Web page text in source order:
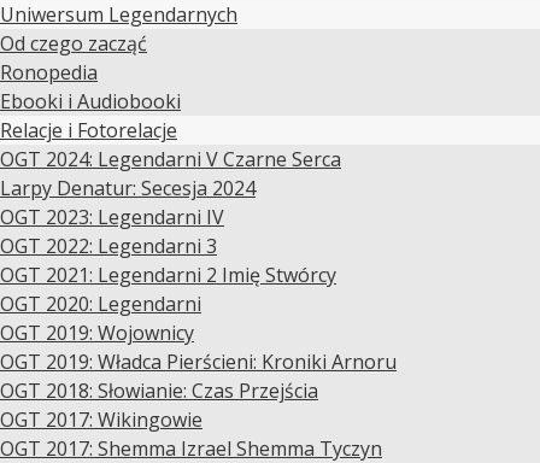
Uniwersum Legendarnych
Od czego zacząć
Ronopedia
Ebooki i Audiobooki
Relacje i Fotorelacje
OGT 2024: Legendarni V Czarne Serca
Larpy Denatur: Secesja 2024
OGT 2023: Legendarni IV
OGT 2022: Legendarni 3
OGT 2021: Legendarni 2 Imię Stwórcy
OGT 2020: Legendarni
OGT 2019: Wojownicy
OGT 2019: Władca Pierścieni: Kroniki Arnoru
OGT 2018: Słowianie: Czas Przejścia
OGT 2017: Wikingowie
OGT 2017: Shemma Izrael Shemma Tyczyn